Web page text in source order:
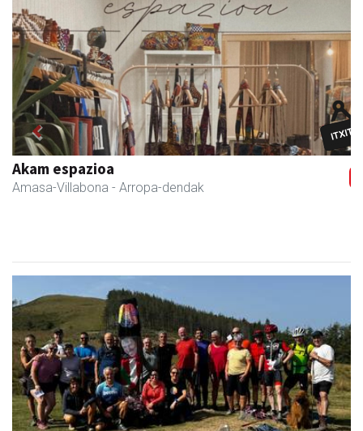
Iraola aholkularitza
Amasa-Villabona - Abokatuak
Previous Next